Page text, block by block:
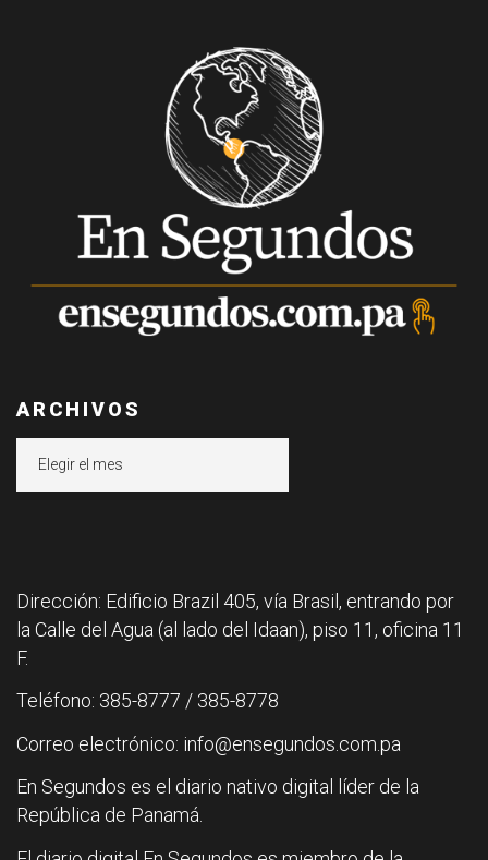
ARCHIVOS
Dirección: Edificio Brazil 405, vía Brasil, entrando por
la Calle del Agua (al lado del Idaan), piso 11, oficina 11
F.
Teléfono: 385-8777 / 385-8778
Correo electrónico: info@ensegundos.com.pa
En Segundos es el diario nativo digital líder de la
República de Panamá.